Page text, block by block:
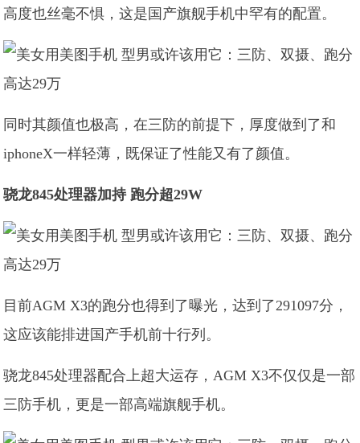
高度也丝毫不惧，这是国产旗舰手机中罕有的配置。
同时其颜值也极高，在三防的前提下，厚度做到了和
iphoneX一样轻薄，既保证了性能又有了颜值。
骁龙845处理器加持 跑分超29W
目前AGM X3的跑分也得到了曝光，达到了291097分，
这应该能排进国产手机前十行列。
骁龙845处理器配合上超大运存，AGM X3不仅仅是一部
三防手机，更是一部高端旗舰手机。